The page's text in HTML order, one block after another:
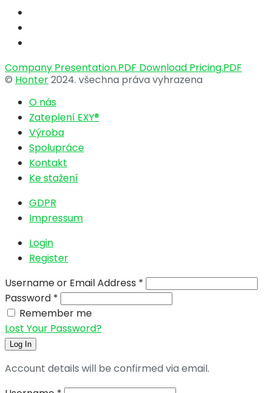
Company Presentation.PDF Download Pricing.PDF
© Honter2024. všechna práva vyhrazena
O nás
Zateplení EXY®
Výroba
Spolupráce
Kontakt
Ke stažení
GDPR
Impressum
Login
Register
Username or Email Address *
Password *
Remember me
Lost Your Password?
Log In
Account details will be confirmed via email.